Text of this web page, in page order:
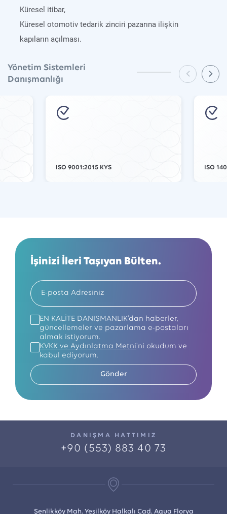
Küresel itibar,
Küresel otomotiv tedarik zinciri pazarına ilişkin
kapıların açılması.
Yönetim Sistemleri
Danışmanlığı
ISO 9001:2015 KYS ISO
İşinizi İleri Taşıyan Bülten.
EN KALİTE DANIŞMANLIK’dan haberler,
güncellemeler ve pazarlama e-postaları
almak istiyorum.
KVKK ve Aydınlatma Metni'ni okudum ve
kabul ediyorum.
Gönder
DANIŞMA HATTIMIZ
+90 (553) 883 40 73
Şenlikköy Mah. Yeşilköy Halkalı Cad. Aqua Florya